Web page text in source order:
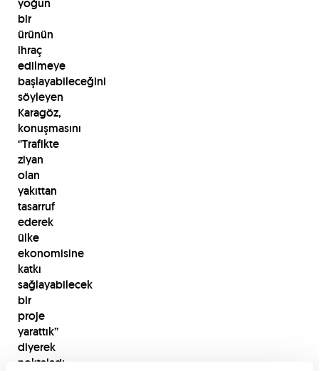
yoğun
bir
ürünün
ihraç
edilmeye
başlayabileceğini
söyleyen
Karagöz,
konuşmasını
‘’Trafikte
ziyan
olan
yakıttan
tasarruf
ederek
ülke
ekonomisine
katkı
sağlayabilecek
bir
proje
yarattık’’
diyerek
noktaladı.